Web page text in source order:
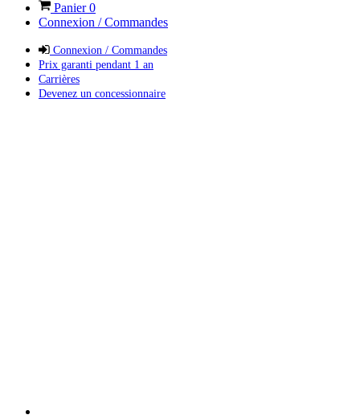
Panier0
Connexion / Commandes
Connexion / Commandes
Prix garanti pendant 1 an
Carrières
Devenez un concessionnaire